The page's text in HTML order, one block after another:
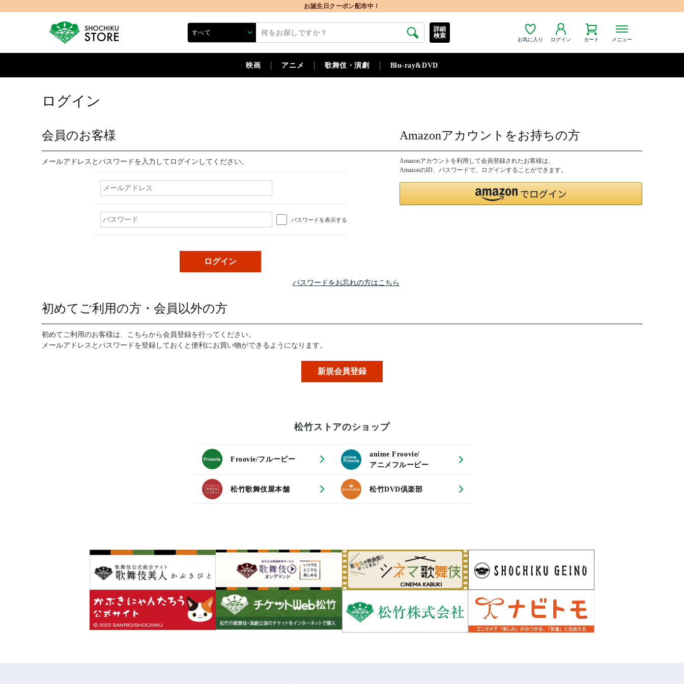
お誕生日クーポン配布中！
お気に入り ログイン カート メニュー
詳細
検索
映画 アニメ 歌舞伎・演劇 Blu-ray&DVD
ログイン
会員のお客様
メールアドレスとパスワードを入力してログインしてください。
パスワードを表示する
パスワードをお忘れの方はこちら
Amazonアカウントをお持ちの方
Amazonアカウントを利用して会員登録されたお客様は、
AmazonのID、パスワードで、ログインすることができます。
初めてご利用の方・会員以外の方
初めてご利用のお客様は、こちらから会員登録を行ってください。
メールアドレスとパスワードを登録しておくと便利にお買い物ができるようになります。
松竹ストアのショップ
Froovie/フルービー
anime Froovie/
アニメフルービー
松竹歌舞伎屋本舗 松竹DVD倶楽部